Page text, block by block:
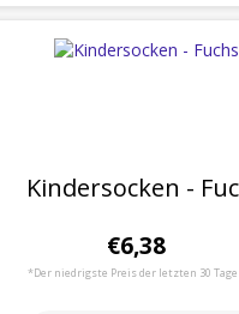
Kindersocken -
€6,38
*Der niedrigste Preis der letzten 30 Tage